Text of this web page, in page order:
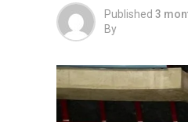
Published 3
By